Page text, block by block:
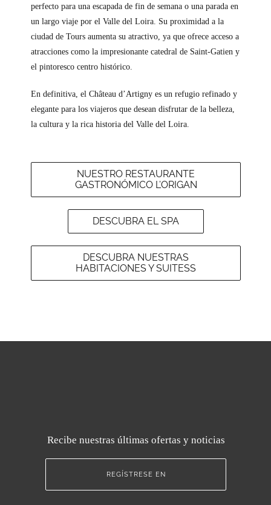
perfecto para una escapada de fin de semana o una parada en
un largo viaje por el Valle del Loira. Su proximidad a la
ciudad de Tours aumenta su atractivo, ya que ofrece acceso a
atracciones como la impresionante catedral de Saint-Gatien y
el pintoresco centro histórico.
En definitiva, el Château d’Artigny es un refugio refinado y
elegante para los viajeros que desean disfrutar de la belleza,
la cultura y la rica historia del Valle del Loira.
NUESTRO RESTAURANTE
GASTRONÓMICO L’ORIGAN
DESCUBRA EL SPA
DESCUBRA NUESTRAS
HABITACIONES Y SUITESS
Recibe nuestras últimas ofertas y noticias
REGÍSTRESE EN